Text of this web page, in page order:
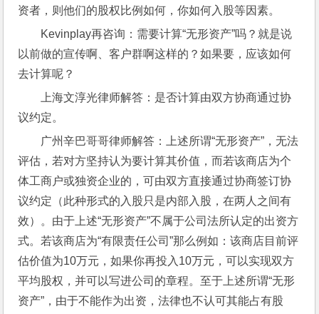
资者，则他们的股权比例如何，你如何入股等因素。
Kevinplay再咨询：需要计算“无形资产”吗？就是说
以前做的宣传啊、客户群啊这样的？如果要，应该如何
去计算呢？
上海文淳光律师解答：是否计算由双方协商通过协
议约定。
广州辛巴哥哥律师解答：上述所谓“无形资产”，无法
评估，若对方坚持认为要计算其价值，而若该商店为个
体工商户或独资企业的，可由双方直接通过协商签订协
议约定（此种形式的入股只是内部入股，在两人之间有
效）。由于上述“无形资产”不属于公司法所认定的出资方
式。若该商店为“有限责任公司”那么例如：该商店目前评
估价值为10万元，如果你再投入10万元，可以实现双方
平均股权，并可以写进公司的章程。至于上述所谓“无形
资产”，由于不能作为出资，法律也不认可其能占有股